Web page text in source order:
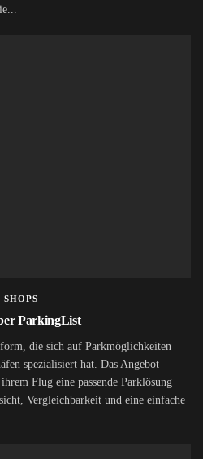
SHOPS
ParkingList
die sich auf Parkmöglichkeiten
spezialisiert hat. Das Angebot
Flug eine passende Parklösung
Vergleichbarkeit und eine einfache